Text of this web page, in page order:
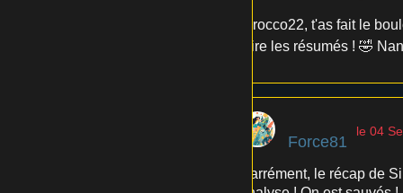
Sirocco22, t'as fait le
faire les résumés ! 🤣
Force81
le 04
Carrément, le récap de